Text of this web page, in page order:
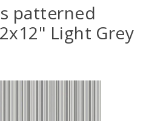
patterned
Light Grey